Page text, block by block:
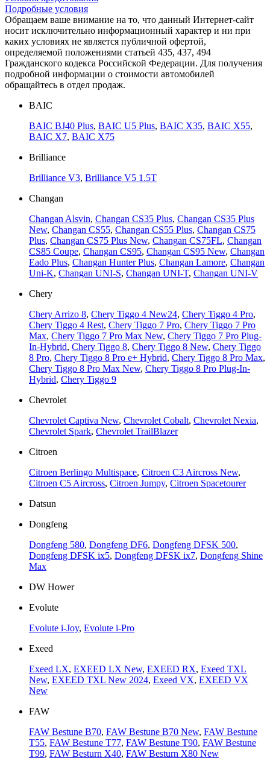
Подробные условия
Обращаем ваше внимание на то, что данный Интернет-сайт
носит исключительно информационный характер и ни при
каких условиях не является публичной офертой,
определяемой положениями статьей 435, 437, 494
Гражданского кодекса Российской Федерации. Для получения
подробной информации о стоимости автомобилей
обращайтесь в отдел продаж.
BAIC
BAIC BJ40 Plus, BAIC U5 Plus, BAIC X35, BAIC X55,
BAIC X7, BAIC X75
Brilliance
Brilliance V3, Brilliance V5 1.5T
Changan
Changan Alsvin, Changan CS35 Plus, Changan CS35 Plus
New, Changan CS55, Changan CS55 Plus, Changan CS75
Plus, Changan CS75 Plus New, Changan CS75FL, Changan
CS85 Coupe, Changan CS95, Changan CS95 New, Changan
Eado Plus, Changan Hunter Plus, Changan Lamore, Changan
Uni-K, Changan UNI-S, Changan UNI-T, Changan UNI-V
Chery
Chery Arrizo 8, Chery Tiggo 4 New24, Chery Tiggo 4 Pro,
Chery Tiggo 4 Rest, Chery Tiggo 7 Pro, Chery Tiggo 7 Pro
Max, Chery Tiggo 7 Pro Max New, Chery Tiggo 7 Pro Plug-
In-Hybrid, Chery Tiggo 8, Chery Tiggo 8 New, Chery Tiggo
8 Pro, Chery Tiggo 8 Pro e+ Hybrid, Chery Tiggo 8 Pro Max,
Chery Tiggo 8 Pro Max New, Chery Tiggo 8 Pro Plug-In-
Hybrid, Chery Tiggo 9
Chevrolet
Chevrolet Captiva New, Chevrolet Cobalt, Chevrolet Nexia,
Chevrolet Spark, Chevrolet TrailBlazer
Citroen
Citroen Berlingo Multispace, Citroen C3 Aircross New,
Citroen C5 Aircross, Citroen Jumpy, Citroen Spacetourer
Datsun
Dongfeng
Dongfeng 580, Dongfeng DF6, Dongfeng DFSK 500,
Dongfeng DFSK ix5, Dongfeng DFSK ix7, Dongfeng Shine
Max
DW Hower
Evolute
Evolute i-Joy, Evolute i-Pro
Exeed
Exeed LX, EXEED LX New, EXEED RX, Exeed TXL
New, EXEED TXL New 2024, Exeed VX, EXEED VX
New
FAW
FAW Bestune B70, FAW Bestune B70 New, FAW Bestune
T55, FAW Bestune T77, FAW Bestune T90, FAW Bestune
T99, FAW Besturn X40, FAW Besturn X80 New